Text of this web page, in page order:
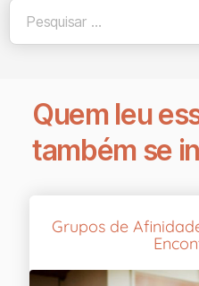
Quem leu
também se
Grupos de